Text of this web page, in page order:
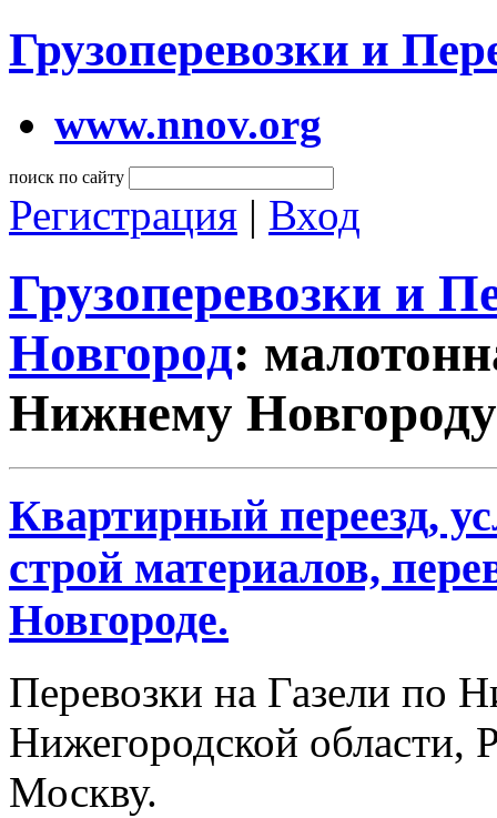
Грузоперевозки и
www.nnov.org
поиск по сайту
Регистрация | Вход
Грузоперевозки и
Новгород:
Нижнему Новгороду
Квартирный переезд,
строй материалов,
Новгороде.
Перевозки на Газели по
Нижегородской области,
Москву.